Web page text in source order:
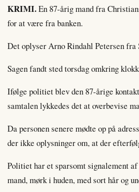
KRIMI.En 87-årig mand fra
for at være fra banken.
Det oplyser Arno Rindahl Petersen
Sagen fandt sted torsdag omkring
Ifølge politiet blev den 87-årige
samtalen lykkedes det at overbevise
Da personen senere mødte op på
der ikke oplysninger om, at der
Politiet har et sparsomt signalement
mand, mørk i huden, med sort hår og